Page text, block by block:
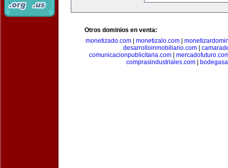
Otros dominios en venta:
monetizado.com
monetizalo.com
desarrolloinmobiliario.com
comunicacionpublicitaria.com|
comprasindustriales.com|